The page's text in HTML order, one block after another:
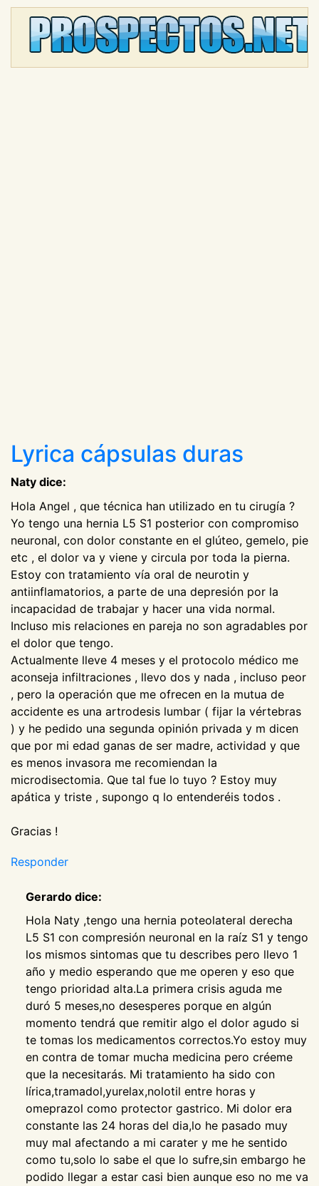
Lyrica cápsulas duras
Naty dice:
Hola Angel , que técnica han utilizado en tu cirugía ?
Yo tengo una hernia L5 S1 posterior con compromiso
neuronal, con dolor constante en el glúteo, gemelo, pie
etc , el dolor va y viene y circula por toda la pierna.
Estoy con tratamiento vía oral de neurotin y
antiinflamatorios, a parte de una depresión por la
incapacidad de trabajar y hacer una vida normal.
Incluso mis relaciones en pareja no son agradables por
el dolor que tengo.
Actualmente lleve 4 meses y el protocolo médico me
aconseja infiltraciones , llevo dos y nada , incluso peor
, pero la operación que me ofrecen en la mutua de
accidente es una artrodesis lumbar ( fijar la vértebras
) y he pedido una segunda opinión privada y m dicen
que por mi edad ganas de ser madre, actividad y que
es menos invasora me recomiendan la
microdisectomia. Que tal fue lo tuyo ? Estoy muy
apática y triste , supongo q lo entenderéis todos .
Gracias !
Responder
Gerardo dice:
Hola Naty ,tengo una hernia poteolateral derecha
L5 S1 con compresión neuronal en la raíz S1 y tengo
los mismos sintomas que tu describes pero llevo 1
año y medio esperando que me operen y eso que
tengo prioridad alta.La primera crisis aguda me
duró 5 meses,no desesperes porque en algún
momento tendrá que remitir algo el dolor agudo si
te tomas los medicamentos correctos.Yo estoy muy
en contra de tomar mucha medicina pero créeme
que la necesitarás. Mi tratamiento ha sido con
lírica,tramadol,yurelax,nolotil entre horas y
omeprazol como protector gastrico. Mi dolor era
constante las 24 horas del dia,lo he pasado muy
muy mal afectando a mi carater y me he sentido
como tu,solo lo sabe el que lo sufre,sin embargo he
podido llegar a estar casi bien aunque eso no me va